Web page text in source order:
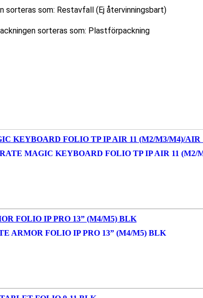
sorteras som: Restavfall (Ej återvinningsbart)
sorteras som: Plastförpackning
MAGIC KEYBOARD FOLIO TP IP AIR 11 (M2/
ARMOR FOLIO IP PRO 13” (M4/M5) BLK